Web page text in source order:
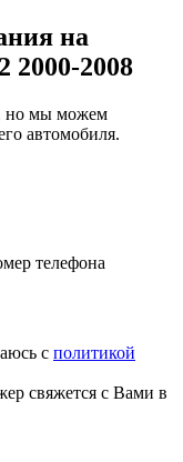
на
2000-2008
но мы можем
автомобиля.
телефона
с политикой
свяжется с Вами в